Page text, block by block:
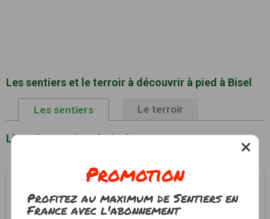
Les sentiers et le terroir à découvrir à pied à Bisel
Les sentiers Le terroir
Liste des sentiers à Bisel
Le circuit des étangs
Bisel, Haut-Rhin (68)
3h30 11.5 km Tracé GPS
Promotion
Profitez au maximum de Sentiers en
France avec l'abonnement